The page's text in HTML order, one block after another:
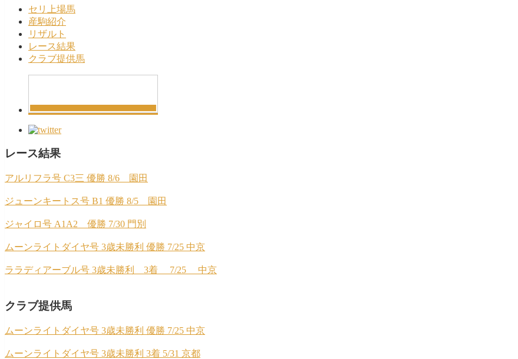
セリ上場馬
産駒紹介
リザルト
レース結果
クラブ提供馬
レース結果
アルリフラ号 C3三 優勝 8/6 園田
ジューンキートス号 B1 優勝 8/5 園田
ジャイロ号 A1A2 優勝 7/30 門別
ムーンライトダイヤ号 3歳未勝利 優勝 7/25 中京
ララディアーブル号 3歳未勝利 3着 7/25 中京
クラブ提供馬
ムーンライトダイヤ号 3歳未勝利 優勝 7/25 中京
ムーンライトダイヤ号 3歳未勝利 3着 5/31 京都